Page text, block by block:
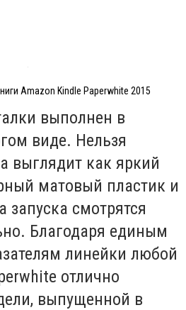
Amazon Kindle Paperwhite 2015
выполнен в
виде. Нельзя
выглядит как яркий
матовый пластик и
запуска смотрятся
Благодаря единым
линейки любой
отлично
выпущенной в